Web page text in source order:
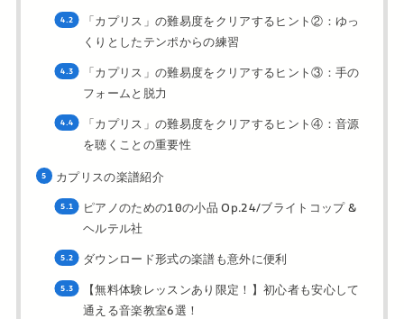
「カプリス」の難易度をクリアするヒント②：ゆっ
くりとしたテンポからの練習
「カプリス」の難易度をクリアするヒント③：手の
フォームと脱力
「カプリス」の難易度をクリアするヒント④：音源
を聴くことの重要性
カプリスの楽譜紹介
ピアノのための10の小品 Op.24/ブライトコップ &
ヘルテル社
ダウンロード形式の楽譜も意外に便利
【無料体験レッスンあり限定！】初心者も安心して
通える音楽教室6選！